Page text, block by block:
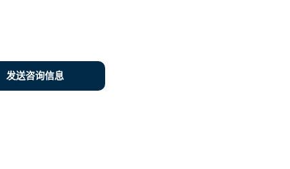
发送咨询信息